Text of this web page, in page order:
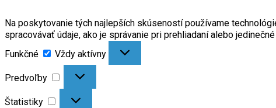
Na poskytovanie tých najlepších skúseností používame
spracovávať údaje, ako je správanie pri prehliadaní alebo
Funkčné
Vždy aktívny
Predvoľby
Štatistiky